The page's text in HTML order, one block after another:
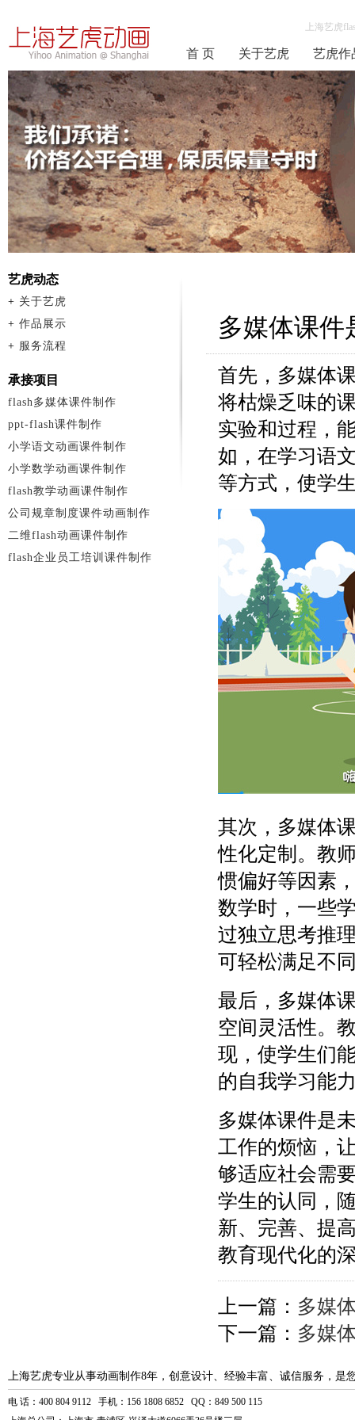
上海艺虎
首 页 关于艺虎 艺虎作
多媒体课件
首先，多媒体
将枯燥乏味的
实验和过程，
如，在学习语
等方式，使学
其次，多媒体
性化定制。教
惯偏好等因素
数学时，一些
过独立思考推
可轻松满足不
最后，多媒体
空间灵活性。
现，使学生们
的自我学习能
多媒体课件是
工作的烦恼，
够适应社会需
学生的认同，
新、完善、提
教育现代化的
上一篇： 多媒
下一篇： 多媒
艺虎动态
+ 关于艺虎
+ 作品展示
+ 服务流程
承接项目
flash多媒体课件制作
ppt-flash课件制作
小学语文动画课件制作
小学数学动画课件制作
flash教学动画课件制作
公司规章制度课件动画制作
二维flash动画课件制作
flash企业员工培训课件制作
上海艺虎专业从事动画制作8年，创意设计、经验丰富、诚信服务，是
电 话：400 804 9112 手机：156 1808 6852 QQ：849 500 115